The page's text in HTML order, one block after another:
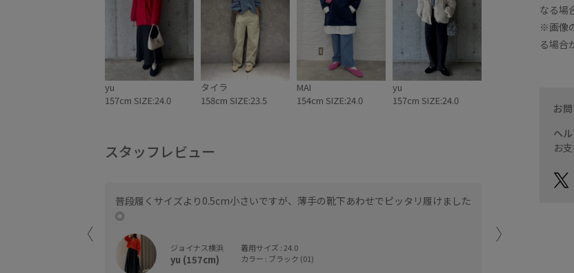
yu
157cm SIZE:24.0
タイラ
158cm SIZE:23.5
MAI
154cm SIZE:24.0
yu
157cm SIZE:24.0
スタッフレビュー
普段履くサイズより0.5cm小さいですが、薄手の靴下あわせでピッタリ履けました
◎
ジョイナス横浜
yu (157cm)
着用サイズ : 24.0
カラー : ブラック (01)
なる場
※画像
る場合
お
ヘ
お